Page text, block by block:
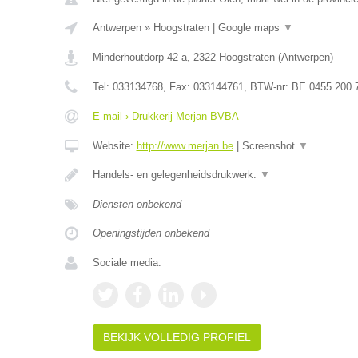
Antwerpen» Hoogstraten| Google maps ▼
Minderhoutdorp 42 a, 2322 Hoogstraten(Antwerpen)
Tel: 033134768, Fax: 033144761, BTW-nr: BE
E-mail › Drukkerij Merjan BVBA
Website: http://www.merjan.be| Screenshot ▼
Handels- en gelegenheidsdrukwerk. ▼
Diensten onbekend
Openingstijden onbekend
Sociale media:
BEKIJK VOLLEDIG PROFIEL